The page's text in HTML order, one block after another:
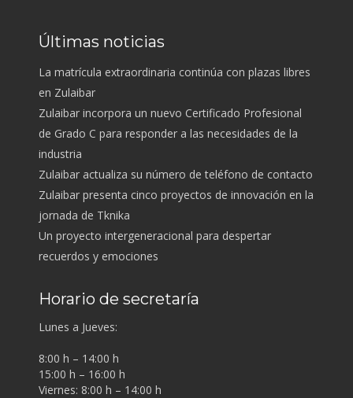
Últimas noticias
La matrícula extraordinaria continúa con plazas libres
en Zulaibar
Zulaibar incorpora un nuevo Certificado Profesional
de Grado C para responder a las necesidades de la
industria
Zulaibar actualiza su número de teléfono de contacto
Zulaibar presenta cinco proyectos de innovación en la
jornada de Tknika
Un proyecto intergeneracional para despertar
recuerdos y emociones
Horario de secretaría
Lunes a Jueves:
8:00 h – 14:00 h
15:00 h – 16:00 h
Viernes: 8:00 h – 14:00 h